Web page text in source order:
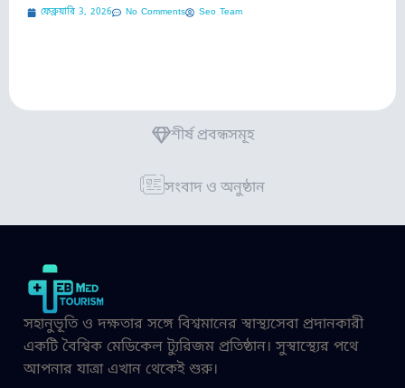
শীর্ষ প্রবন্ধসমূহ
সংবাদ ও অনুষ্ঠান
ফেব্রুয়ারি 3, 2026 No Comments Seo Team
সহানুভূতি ও দক্ষতার সঙ্গে বিশ্বমানের স্বাস্থ্যসেবা প্রদানকারী
একটি বৈশ্বিক মেডিকেল ট্যুরিজম প্রতিষ্ঠান। সুস্বাস্থ্যের পথে
আপনার যাত্রা এখান থেকেই শুরু।